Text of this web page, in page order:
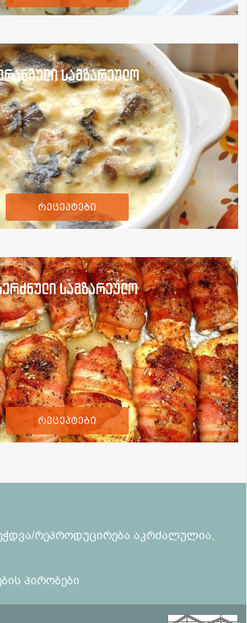
სამზარეულო
რეცეპტები
სამზარეულო
რეცეპტები
რეპროდუცირება აკრძალულია,
პირობები